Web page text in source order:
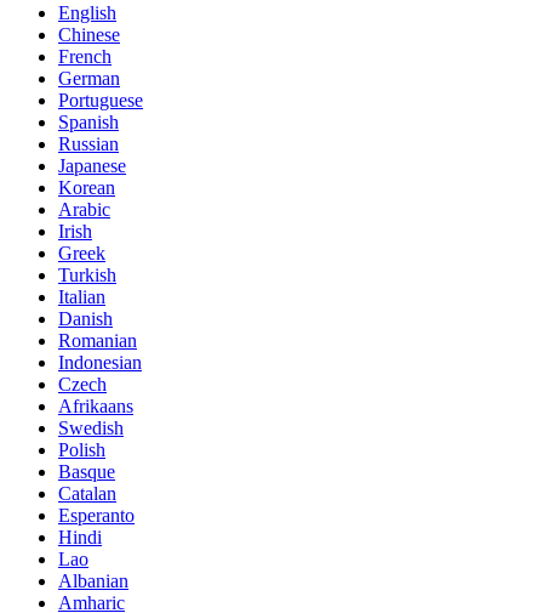
English
Chinese
French
German
Portuguese
Spanish
Russian
Japanese
Korean
Arabic
Irish
Greek
Turkish
Italian
Danish
Romanian
Indonesian
Czech
Afrikaans
Swedish
Polish
Basque
Catalan
Esperanto
Hindi
Lao
Albanian
Amharic